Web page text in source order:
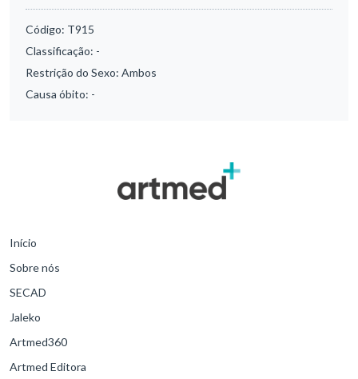
Código: T915
Classificação: -
Restrição do Sexo: Ambos
Causa óbito: -
Início
Sobre nós
SECAD
Jaleko
Artmed360
Artmed Editora